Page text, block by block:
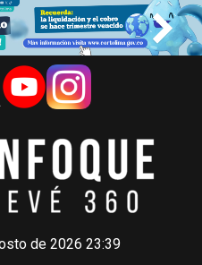
de 2026 23:39